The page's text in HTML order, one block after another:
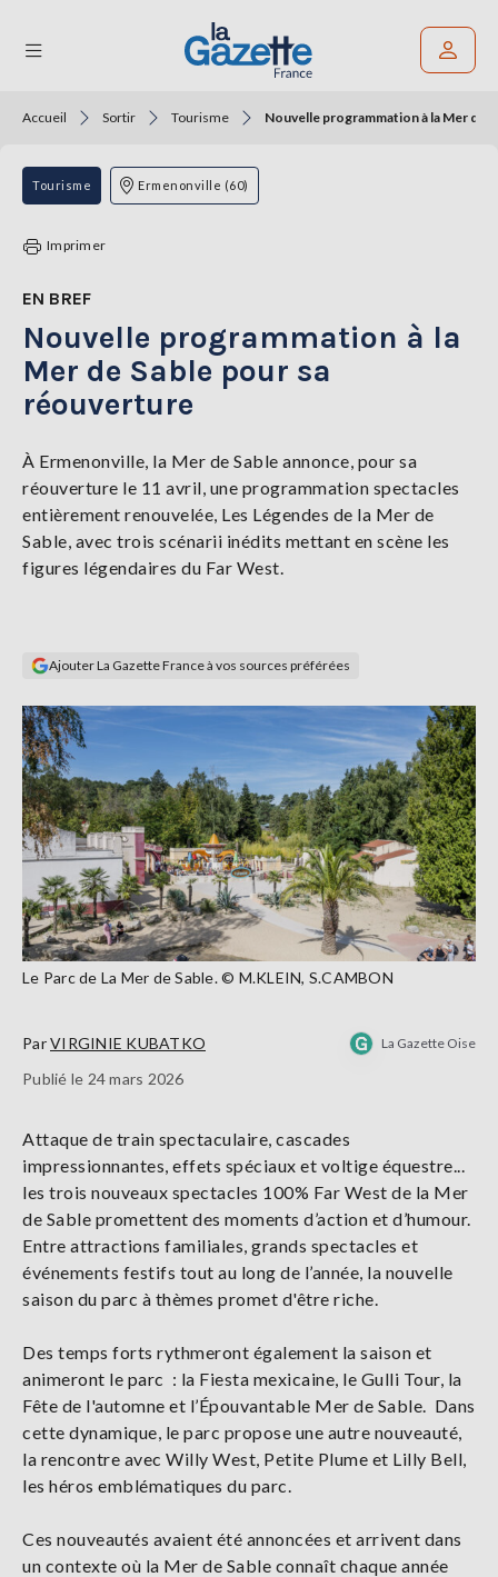
THÉMATIQUES
RÉGIONS
TENDANCES
SERVICES
LA
Se
connecter
Accueil Sortir Tourisme Nouvelle programmation à la Mer de
Tourisme Ermenonville (60)
Imprimer
EN BREF
Nouvelle programmation à la
Mer de Sable pour sa
réouverture
À Ermenonville, la Mer de Sable annonce, pour sa
réouverture le 11 avril, une programmation spectacles
entièrement renouvelée, Les Légendes de la Mer de
Sable, avec trois scénarii inédits mettant en scène les
figures légendaires du Far West.
Ajouter La Gazette France à vos sources préférées
Le Parc de La Mer de Sable. © M.KLEIN, S.CAMBON
ParVIRGINIE KUBATKO La Gazette Oise
Publié le 24 mars 2026
Attaque de train spectaculaire, cascades
impressionnantes, effets spéciaux et voltige équestre...
les trois nouveaux spectacles 100% Far West de la Mer
de Sable promettent des moments d’action et d’humour.
Entre attractions familiales, grands spectacles et
événements festifs tout au long de l’année, la nouvelle
saison du parc à thèmes promet d'être riche.
Des temps forts rythmeront également la saison et
animeront le parc : la Fiesta mexicaine, le Gulli Tour, la
Fête de l'automne et l’Épouvantable Mer de Sable. Dans
cette dynamique, le parc propose une autre nouveauté,
la rencontre avec Willy West, Petite Plume et Lilly Bell,
les héros emblématiques du parc.
Ces nouveautés avaient été annoncées et arrivent dans
un contexte où la Mer de Sable connaît chaque année